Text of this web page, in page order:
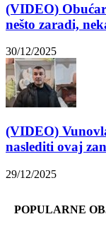
(VIDEO)
nešto zaradi,
30/12/2025
(VIDEO)
naslediti ovaj
29/12/2025
POPULARNE